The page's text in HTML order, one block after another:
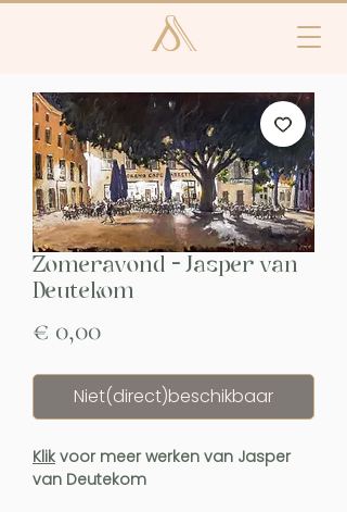
Zomeravond - Jasper van
Deutekom
€ 0,00Prijs
Niet(direct)beschikbaar
Klik voor meer werken van Jasper
van Deutekom